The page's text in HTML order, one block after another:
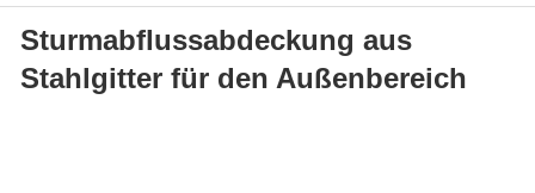
Sturmabflussabdeckung aus Stahlgitter für den Außenbereich
Sturmabflussabdeckung aus
Stahlgitter für den Außenbereich